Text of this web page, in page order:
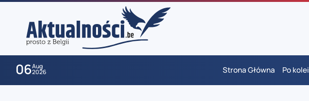
06Aug
2026 Strona Główna Po kolei